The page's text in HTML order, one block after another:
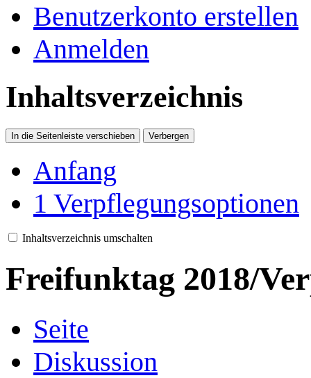
Benutzerkonto erstellen
Anmelden
Inhaltsverzeichnis
In die Seitenleiste verschieben Verbergen
Anfang
1 Verpflegungsoptionen
Inhaltsverzeichnis umschalten
Freifunktag 2018/
Seite
Diskussion